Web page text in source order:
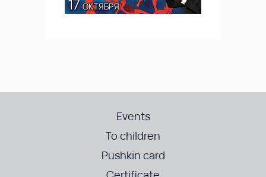
Events
To children
Pushkin card